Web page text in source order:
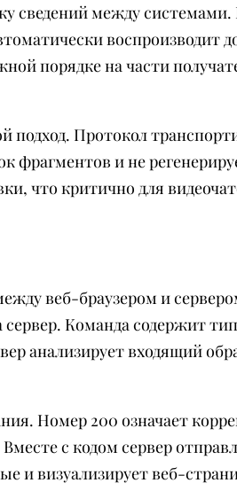
сведений между
воспроизводит
порядке на части
подход. Протокол
фрагментов и не
что критично для
веб-браузером и
Команда содержит
анализирует входящий
Номер 200 означает
с кодом сервер
и визуализирует веб-